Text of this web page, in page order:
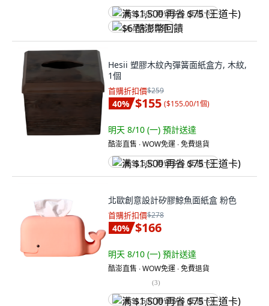
满 $1,500 再省 $75 (王道卡)
$6 酷澎幣回饋
Hesii 塑膠木紋內彈簧面紙盒方, 木紋,
1個
首購折扣價$259
40% $155 ($155.00/1個)
明天 8/10 (一) 預計送達
酷澎直售 ∙ WOW免運 ∙ 免費退貨
满 $1,500 再省 $75 (王道卡)
北歐創意設計矽膠鯨魚面紙盒 粉色
首購折扣價$278
40% $166
明天 8/10 (一) 預計送達
酷澎直售 ∙ WOW免運 ∙ 免費退貨
(3)
满 $1,500 再省 $75 (王道卡)